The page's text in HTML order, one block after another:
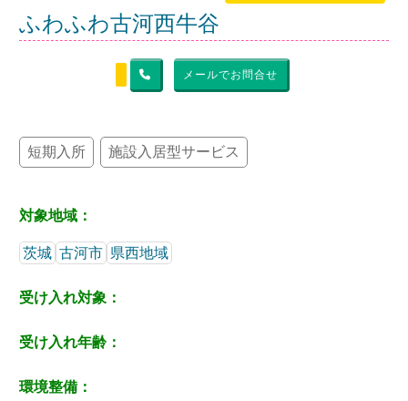
ふわふわ古河西牛谷
メールでお問合せ
短期入所 施設入居型サービス
対象地域：
茨城 古河市 県西地域
受け入れ対象：
受け入れ年齢：
環境整備：